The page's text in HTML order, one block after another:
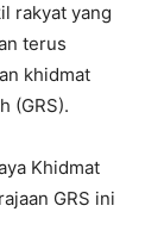
rakyat yang
terus
khidmat
(GRS).
Khidmat
GRS ini